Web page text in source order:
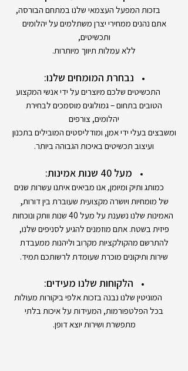
בזכות המפעל העצמאי שלנו במתחם הבורסה,
אתם נהנים ממחירי יצרן משתלמים על יהלומים
ותכשיטים,
ללא עמלות תיווך מיותרות.
נבחרת המומחים שלנו:
התכשיטים שלכם מיוצרים על ידי אנשי המקצוע
הטובים בתחום – גמולוגים מוסמכים לבחירת
יהלומים, צורפים
ומשבצים בעלי ידי אמן, ומודליסטים המובילים בתכנון
ועיצוב תכשיטים באיכות הגבוהה ביותר.
מעל 40 שנות אמינות:
כמותג ותיק ומיומן, אנו מביאים איתנו עשרות שנים
של מומחיות ויושרה מקצועית שעוברת בין דורות,
האמינות שלנו נשענת על מעל 40 שנות וותק ונוכחות
פיזית בשטח. אתם מוזמנים להגיע לסניפים שלנו,
להתרשם מהקולקציות מקרוב וליהנות ממעבדת
שירות ותיקונים מוכרת שעומדת לרשותכם תמיד.
הלקוחות שלנו מעידים:
המוניטין שלנו נבנה בזכות אלפי ביקורות מעולות
בכל הפלטפורמות, המעידות על איכות בלתי
מתפשרת ושירות יוצא דופן.